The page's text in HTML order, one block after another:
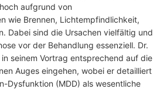
aufgrund von
wie Brennen, Lichtempfindlichkeit,
Dabei sind die Ursachen vielfältig und
vor der Behandlung essenziell. Dr.
seinem Vortrag entsprechend auf die
Auges eingehen, wobei er detailliert
Dysfunktion (MDD) als wesentliche